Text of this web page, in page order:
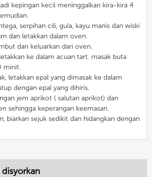
kepingan kecil meninggalkan kira-kira 4
serpihan cili, gula, kayu manis dan wiski
dan letakkan dalam oven.
dan keluarkan dari oven.
ke dalam acuan tart. masak buta
minit.
letakkan epal yang dimasak ke dalam
dengan epal yang dihiris.
jem aprikot ( salutan aprikot) dan
sehingga keperangan keemasan.
biarkan sejuk sedikit dan hidangkan dengan